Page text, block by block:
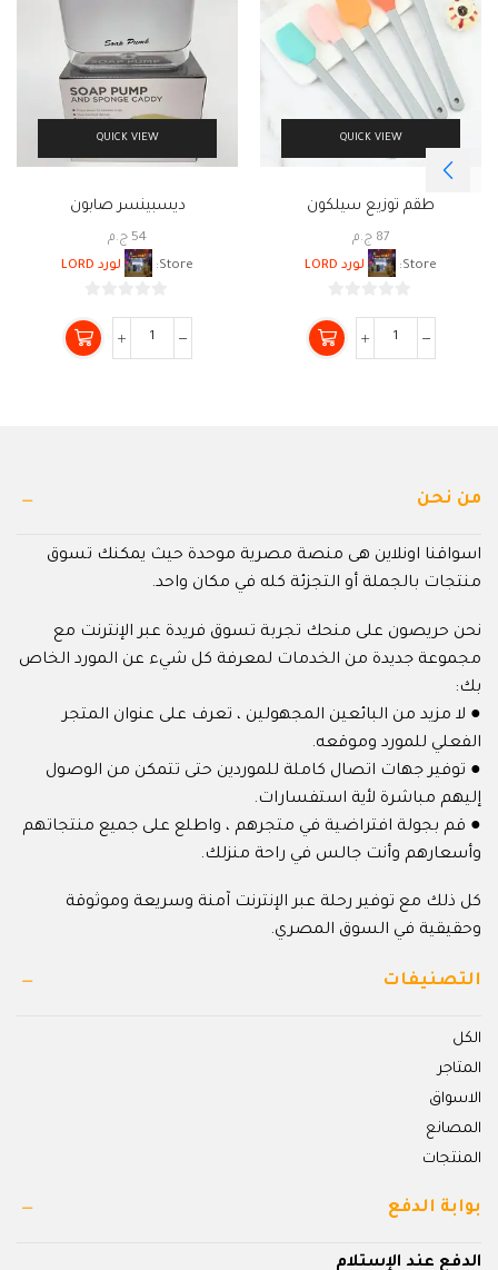
QUICK VIEW
طقم توزيع سيلكون
87 ج.م
Store:
لورد LORD
من
5
QUICK VIEW
ديسبينسر صابون
54 ج.م
Store:
لورد LORD
من
5
من نحن
اسواقنا اونلاين هى منصة مصرية موحدة حيث يمكنك تسوق
منتجات بالجملة أو التجزئة كله في مكان واحد.
نحن حريصون على منحك تجربة تسوق فريدة عبر الإنترنت مع
مجموعة جديدة من الخدمات لمعرفة كل شيء عن المورد الخاص
بك:
● لا مزيد من البائعين المجهولين ، تعرف على عنوان المتجر
الفعلي للمورد وموقعه.
● توفير جهات اتصال كاملة للموردين حتى تتمكن من الوصول
إليهم مباشرة لأية استفسارات.
● قم بجولة افتراضية في متجرهم ، واطلع على جميع منتجاتهم
وأسعارهم وأنت جالس في راحة منزلك.
كل ذلك مع توفير رحلة عبر الإنترنت آمنة وسريعة وموثوقة
وحقيقية في السوق المصري.
التصنيفات
الكل
المتاجر
الاسواق
المصانع
المنتجات
بوابة الدفع
الدفع عند الإستلام